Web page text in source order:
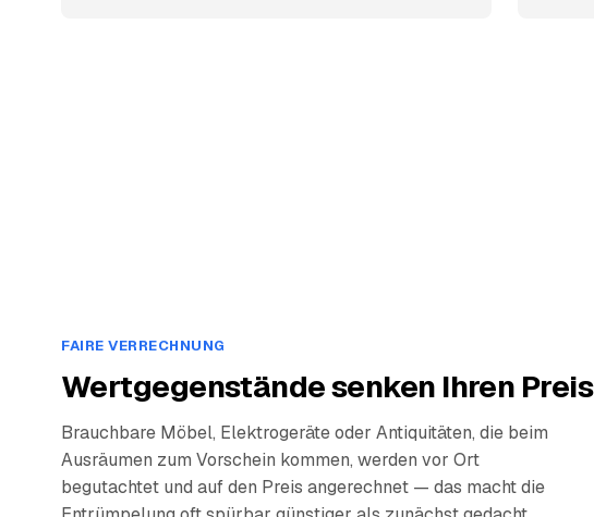
FAIRE VERRECHNUNG
Wertgegenstände senken Ihren Preis
Brauchbare Möbel, Elektrogeräte oder Antiquitäten, die beim
Ausräumen zum Vorschein kommen, werden vor Ort
begutachtet und auf den Preis angerechnet — das macht die